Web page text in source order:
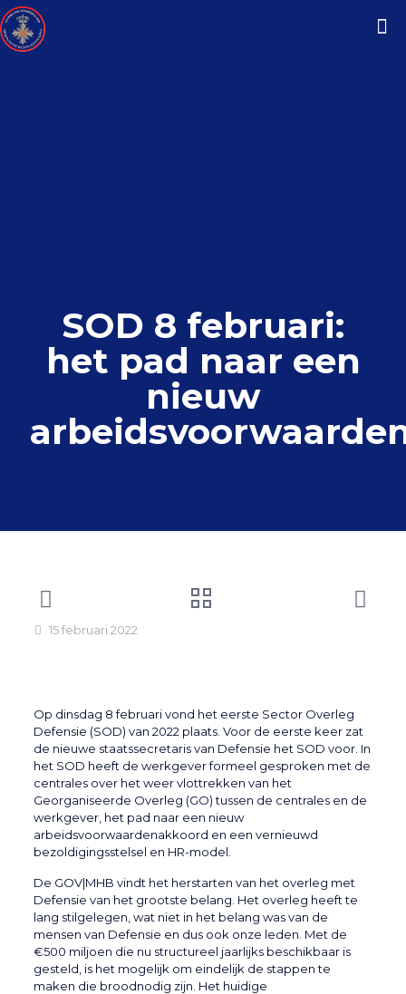
SOD 8 februari:
het pad naar een
nieuw
15 februari 2022
Op dinsdag 8 februari vond het eerste Sector Overleg
Defensie (SOD) van 2022 plaats. Voor de eerste keer zat
de nieuwe staatssecretaris van Defensie het SOD voor. In
het SOD heeft de werkgever formeel gesproken met de
centrales over het weer vlottrekken van het
Georganiseerde Overleg (GO) tussen de centrales en de
werkgever, het pad naar een nieuw
arbeidsvoorwaardenakkoord en een vernieuwd
bezoldigingsstelsel en HR-model.
De GOV|MHB vindt het herstarten van het overleg met
Defensie van het grootste belang. Het overleg heeft te
lang stilgelegen, wat niet in het belang was van de
mensen van Defensie en dus ook onze leden. Met de
€500 miljoen die nu structureel jaarlijks beschikbaar is
gesteld, is het mogelijk om eindelijk de stappen te
maken die broodnodig zijn. Het huidige